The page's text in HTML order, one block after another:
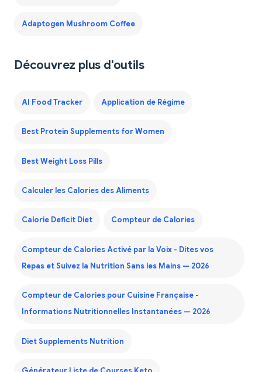
Adaptogen Mushroom Coffee
Découvrez plus d'outils
AI Food Tracker Application de Régime
Best Protein Supplements for Women
Best Weight Loss Pills
Calculer les Calories des Aliments
Calorie Deficit Diet Compteur de Calories
Compteur de Calories Activé par la Voix - Dites vos
Repas et Suivez la Nutrition Sans les Mains — 2026
Compteur de Calories pour Cuisine Française -
Informations Nutritionnelles Instantanées — 2026
Diet Supplements Nutrition